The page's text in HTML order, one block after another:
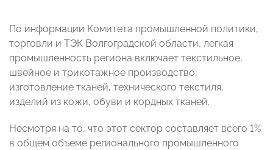
По информации Комитета промышленной политики,
торговли и ТЭК Волгоградской области, легкая
промышленность региона включает текстильное,
швейное и трикотажное производство,
изготовление тканей, технического текстиля,
изделий из кожи, обуви и кордных тканей.
Несмотря на то, что этот сектор составляет всего 1%
в общем объеме регионального промышленного